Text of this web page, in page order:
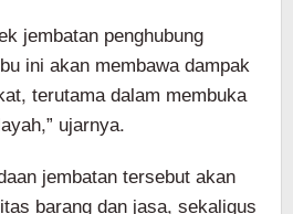
jembatan penghubung
ini akan membawa dampak
terutama dalam membuka
ujarnya.
jembatan tersebut akan
barang dan jasa, sekaligus